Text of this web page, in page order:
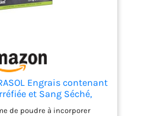
Engrais contenant
et Sang Séché,
kg, ACORNBIO15, Vert
de poudre à incorporer